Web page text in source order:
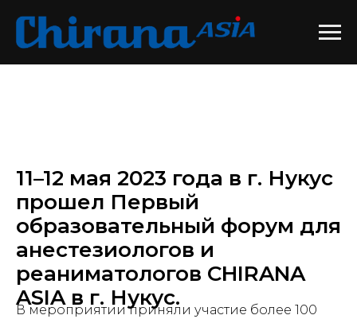
11–12 мая 2023 года в г. Нукус
прошел Первый
образовательный форум для
анестезиологов и
реаниматологов CHIRANA
ASIA в г. Нукус.
В мероприятии приняли участие более 100